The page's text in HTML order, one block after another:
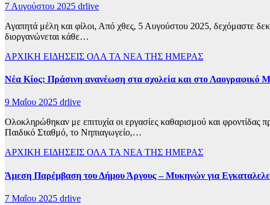
7 Αυγούστου 2025 drlive
Αγαπητά μέλη και φίλοι, Από χθες, 5 Αυγούστου 2025, δεχόμαστε
διοργανώνεται κάθε…
ΑΡΧΙΚΗ ΕΙΔΗΣΕΙΣ ΟΛΑ ΤΑ ΝΕΑ ΤΗΣ ΗΜΕΡΑΣ
Νέα Κίος: Πράσινη ανανέωση στα σχολεία και στο Λαογραφικό
9 Μαΐου 2025 drlive
Ολοκληρώθηκαν με επιτυχία οι εργασίες καθαρισμού και
Παιδικό Σταθμό, το Νηπιαγωγείο,…
ΑΡΧΙΚΗ ΕΙΔΗΣΕΙΣ ΟΛΑ ΤΑ ΝΕΑ ΤΗΣ ΗΜΕΡΑΣ
Άμεση Παρέμβαση του Δήμου Άργους – Μυκηνών για
7 Μαΐου 2025 drlive